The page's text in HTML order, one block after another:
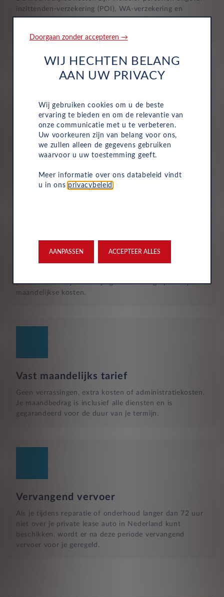
inzittenden-verzekering (POI), WA-verzekering en
uitgebreide dekking, zodat je volledig beschermd bent in
Aflevering bij jou in de buurt
nieuwe auto bij jou in de buurt ophalen.
Naast het reguliere onderhoud, zijn kleine reparaties aan
glas of vervangende banden ook inbegrepen in je
problemen met je auto zijn gewoon inbegrepen in je
maandelijkse kosten.
Vast maandelijks tarief
Geen verrassingen, extra kosten of administratiekosten.
Je maandbedrag is inclusief alle diensten en is
gegarandeerd voor de duur van je termijn.
Vervangend vervoer
Als je tijdens reparatie of onderhoud langer dan 72 uur
niet over je private lease auto in Nederland kunt
beschikken, wordt er na deze periode vervangend
vervoer voor je geregeld.
Doorgaan zonder accepteren →
WIJ HECHTEN BELANG
AAN UW PRIVACY
Wij gebruiken cookies om u de beste
ervaring te bieden en om de relevantie van
onze communicatie met u te verbeteren.
Uw voorkeuren zijn van belang voor ons,
we zullen alleen de gegevens gebruiken
waarvoor u uw toestemming geeft.
Meer informatie over ons databeleid vindt
u in ons privacybeleid
AANPASSEN ACCEPTEER ALLES